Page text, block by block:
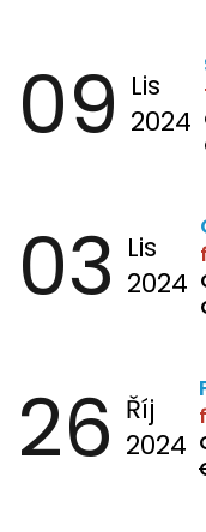
09 Lis
2024
03 Lis
2024
26 Říj
2024